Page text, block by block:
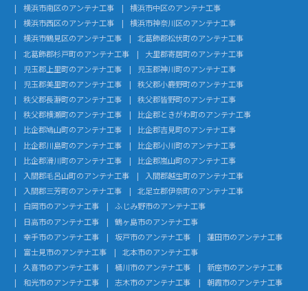
横浜市南区のアンテナ工事
横浜市中区のアンテナ工事
横浜市西区のアンテナ工事
横浜市神奈川区のアンテナ工事
横浜市鶴見区のアンテナ工事
北葛飾郡松伏町のアンテナ工事
北葛飾郡杉戸町のアンテナ工事
大里郡寄居町のアンテナ工事
児玉郡上里町のアンテナ工事
児玉郡神川町のアンテナ工事
児玉郡美里町のアンテナ工事
秩父郡小鹿野町のアンテナ工事
秩父郡長瀞町のアンテナ工事
秩父郡皆野町のアンテナ工事
秩父郡横瀬町のアンテナ工事
比企郡ときがわ町のアンテナ工事
比企郡鳩山町のアンテナ工事
比企郡吉見町のアンテナ工事
比企郡川島町のアンテナ工事
比企郡小川町のアンテナ工事
比企郡滑川町のアンテナ工事
比企郡嵐山町のアンテナ工事
入間郡毛呂山町のアンテナ工事
入間郡越生町のアンテナ工事
入間郡三芳町のアンテナ工事
北足立郡伊奈町のアンテナ工事
白岡市のアンテナ工事
ふじみ野市のアンテナ工事
日高市のアンテナ工事
鶴ヶ島市のアンテナ工事
幸手市のアンテナ工事
坂戸市のアンテナ工事
蓮田市のアンテナ工事
富士見市のアンテナ工事
北本市のアンテナ工事
久喜市のアンテナ工事
桶川市のアンテナ工事
新座市のアンテナ工事
和光市のアンテナ工事
志木市のアンテナ工事
朝霞市のアンテナ工事